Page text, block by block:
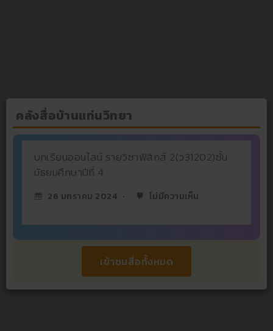
คลังสื่อบ้านแท่นวิทยา
บทเรียนออนไลน์ รายวิชาฟิสิกส์ 2(ว31202)ชั้น
มัธยมศึกษาปีที่ 4
26 มกราคม 2024 ไม่มีความเห็น
เข้าชมสื่อทั้งหมด